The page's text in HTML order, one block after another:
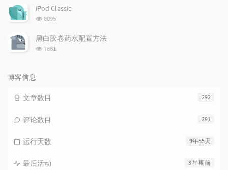
次
iPod Classic
浏
次
数:
8095
黑白胶卷药水配置方法
浏
7861
博客信息
292
文章数目
291
评论数目
9年65天
运行天数
3 星期前
最后活动